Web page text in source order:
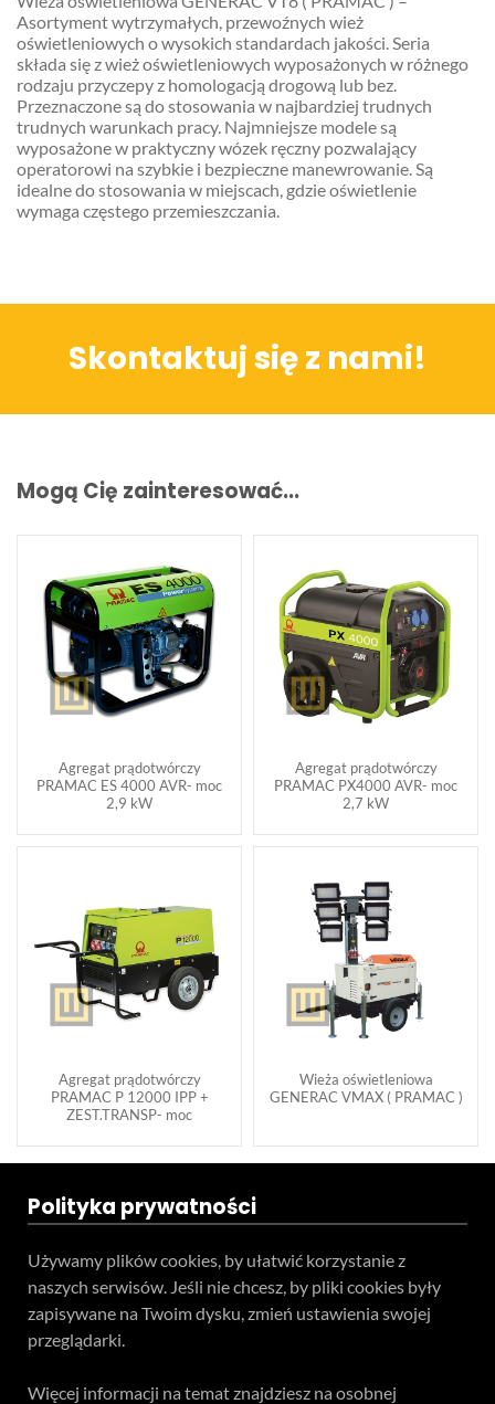
Tel: 32 275 32 26 wew. 21
Kom:+48 605 910 179
E-mail:tomaszbochenek@wobis.pl
Asortyment wytrzymałych, przewoźnych wież
oświetleniowych o wysokich standardach jakości. Seria
składa się z wież oświetleniowych wyposażonych w różnego
rodzaju przyczepy z homologacją drogową lub bez.
Przeznaczone są do stosowania w najbardziej trudnych
trudnych warunkach pracy. Najmniejsze modele są
wyposażone w praktyczny wózek ręczny pozwalający
operatorowi na szybkie i bezpieczne manewrowanie. Są
idealne do stosowania w miejscach, gdzie oświetlenie
wymaga częstego przemieszczania.
Skontaktuj się z nami!
Mogą Cię zainteresować...
Agregat prądotwórczy
PRAMAC ES 4000 AVR- moc
2,9 kW
Agregat prądotwórczy
PRAMAC PX4000 AVR- moc
2,7 kW
Agregat prądotwórczy
PRAMAC P 12000 IPP +
ZEST.TRANSP- moc
Wieża oświetleniowa
GENERAC VMAX ( PRAMAC )
Polityka prywatności
Używamy plików cookies, by ułatwić korzystanie z
naszych serwisów. Jeśli nie chcesz, by pliki cookies były
zapisywane na Twoim dysku, zmień ustawienia swojej
przeglądarki.
Więcej informacji na temat znajdziesz na osobnej